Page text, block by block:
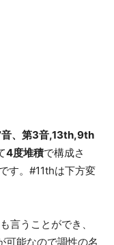
、第3音,13th,9th
4度堆積で構成さ
です。#11thは下方変
言うことができ、
可能なので調性の名